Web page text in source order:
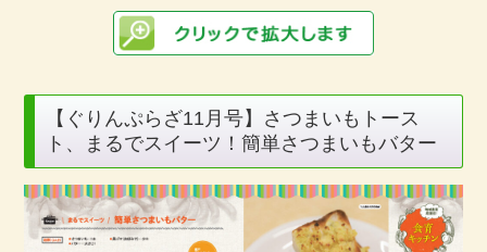
【ぐりんぷらざ11月号】さつまいもトース
ト、まるでスイーツ！簡単さつまいもバター